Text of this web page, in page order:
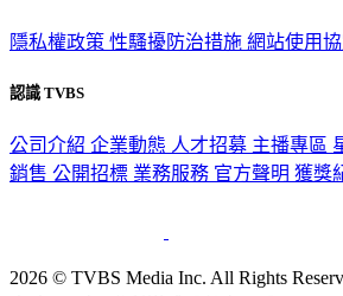
隱私權政策 性騷擾防治措施 網站使用
認識 TVBS
公司介紹 企業動態 人才招募 主播專區
銷售 公開招標 業務服務 官方聲明 獲獎
2026 © TVBS Media Inc. All Rights